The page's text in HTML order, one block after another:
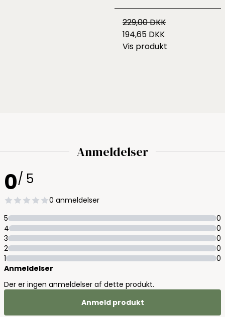
229,00 DKK
194,65 DKK
Vis produkt
Anmeldelser
0/ 5
0 anmeldelser
5
0
4
0
3
0
2
0
1
0
Anmeldelser
Der er ingen anmeldelser af dette produkt.
Anmeld produkt